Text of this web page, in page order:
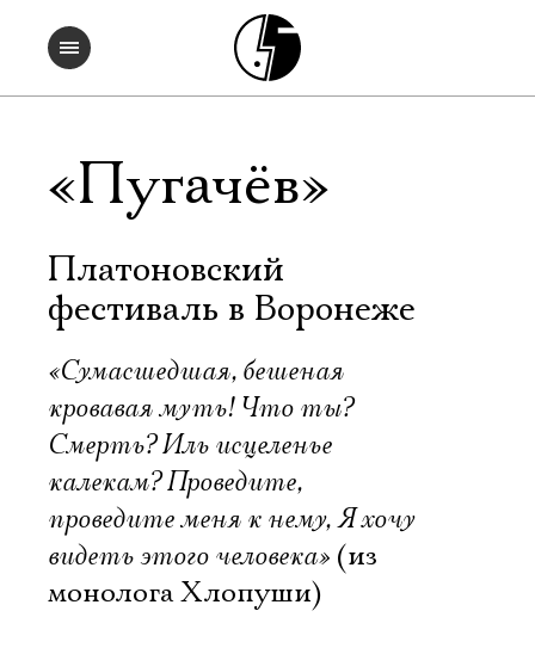
«Пугачёв»
Платоновский
фестиваль в Воронеже
«Сумасшедшая, бешеная
кровавая муть! Что ты?
Смерть? Иль исцеленье
калекам? Проведите,
проведите меня к нему, Я хочу
видеть этого человека» (из
монолога Хлопуши)